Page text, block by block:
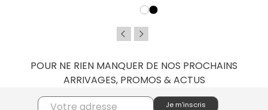
POUR NE RIEN MANQUER DE NOS PROCHAINS
ARRIVAGES, PROMOS & ACTUS